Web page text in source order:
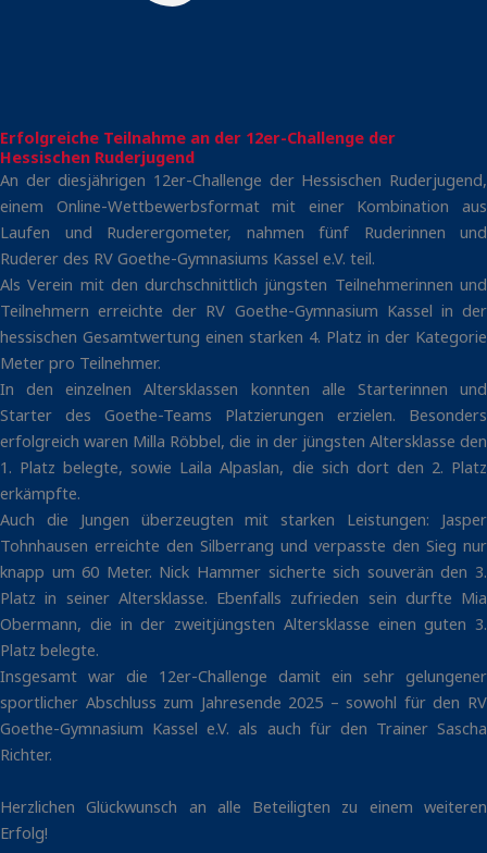
Erfolgreiche Teilnahme an der 12er-Challenge der
Hessischen Ruderjugend
An der diesjährigen 12er-Challenge der Hessischen Ruderjugend,
einem Online-Wettbewerbsformat mit einer Kombination aus
Laufen und Ruderergometer, nahmen fünf Ruderinnen und
Ruderer des RV Goethe-Gymnasiums Kassel e.V. teil.
Als Verein mit den durchschnittlich jüngsten Teilnehmerinnen und
Teilnehmern erreichte der RV Goethe-Gymnasium Kassel in der
hessischen Gesamtwertung einen starken 4. Platz in der Kategorie
Meter pro Teilnehmer.
In den einzelnen Altersklassen konnten alle Starterinnen und
Starter des Goethe-Teams Platzierungen erzielen. Besonders
erfolgreich waren Milla Röbbel, die in der jüngsten Altersklasse den
1. Platz belegte, sowie Laila Alpaslan, die sich dort den 2. Platz
erkämpfte.
Auch die Jungen überzeugten mit starken Leistungen: Jasper
Tohnhausen erreichte den Silberrang und verpasste den Sieg nur
knapp um 60 Meter. Nick Hammer sicherte sich souverän den 3.
Platz in seiner Altersklasse. Ebenfalls zufrieden sein durfte Mia
Obermann, die in der zweitjüngsten Altersklasse einen guten 3.
Platz belegte.
Insgesamt war die 12er-Challenge damit ein sehr gelungener
sportlicher Abschluss zum Jahresende 2025 – sowohl für den RV
Goethe-Gymnasium Kassel e.V. als auch für den Trainer Sascha
Richter.
Herzlichen Glückwunsch an alle Beteiligten zu einem weiteren
Erfolg!